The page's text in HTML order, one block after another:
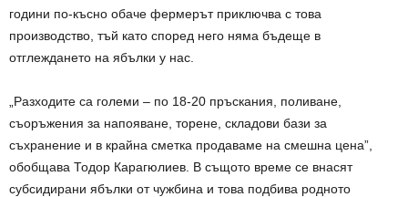
години по-късно обаче фермерът приключва с това
производство, тъй като според него няма бъдеще в
отглеждането на ябълки у нас.
„Разходите са големи – по 18-20 пръскания, поливане,
съоръжения за напояване, торене, складови бази за
съхранение и в крайна сметка продаваме на смешна цена”,
обобщава Тодор Карагюлиев. В същото време се внасят
субсидирани ябълки от чужбина и това подбива родното